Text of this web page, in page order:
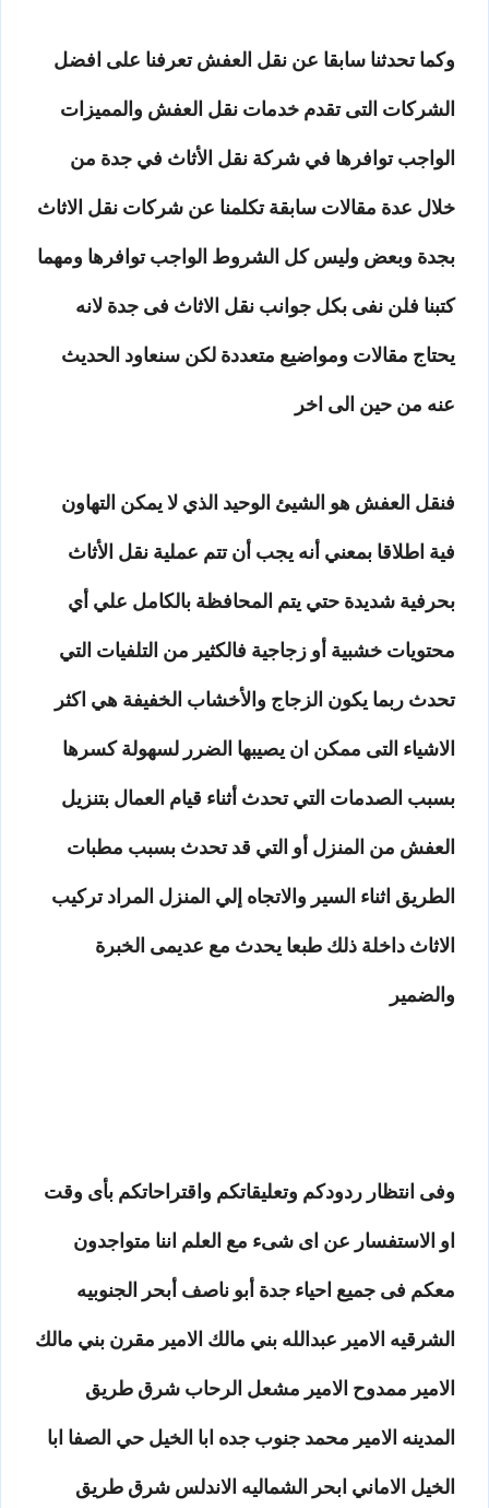
وكما تحدثنا سابقا عن نقل العفش تعرفنا على افضل
الشركات التى تقدم خدمات نقل العفش والمميزات
الواجب توافرها في شركة نقل الأثاث في جدة من
خلال عدة مقالات سابقة تكلمنا عن شركات نقل الاثاث
بجدة وبعض وليس كل الشروط الواجب توافرها ومهما
كتبنا فلن نفى بكل جوانب نقل الاثاث فى جدة لانه
يحتاج مقالات ومواضيع متعددة لكن سنعاود الحديث
عنه من حين الى اخر
فنقل العفش هو الشيئ الوحيد الذي لا يمكن التهاون
فية اطلاقا بمعني أنه يجب أن تتم عملية نقل الأثاث
بحرفية شديدة حتي يتم المحافظة بالكامل علي أي
محتويات خشبية أو زجاجية فالكثير من التلفيات التي
تحدث ربما يكون الزجاج والأخشاب الخفيفة هي اكثر
الاشياء التى ممكن ان يصيبها الضرر لسهولة كسرها
بسبب الصدمات التي تحدث أثناء قيام العمال بتنزيل
العفش من المنزل أو التي قد تحدث بسبب مطبات
الطريق اثناء السير والاتجاه إلي المنزل المراد تركيب
الاثاث داخلة ذلك طبعا يحدث مع عديمى الخبرة
والضمير
وفى انتظار ردودكم وتعليقاتكم واقتراحاتكم بأى وقت
او الاستفسار عن اى شىء مع العلم اننا متواجدون
معكم فى جميع احياء جدة أبو ناصف أبحر الجنوبيه
الشرقيه الامير عبدالله بني مالك الامير مقرن بني مالك
الامير ممدوح الامير مشعل الرحاب شرق طريق
المدينه الامير محمد جنوب جده ابا الخيل حي الصفا ابا
الخيل الاماني ابحر الشماليه الاندلس شرق طريق